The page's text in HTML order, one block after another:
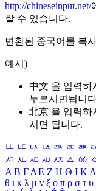
http://chineseinput.net/
할 수 있습니다.
변환된 중국어를 복
예시)
中文 을 입력하
누르시면됩니
北京 을 입력하
시면 됩니다.
ㅥ ㅦ ㅧ ㅨ ㅩ ㅪ ㅫ
ㅺ ㅻ ㅼ ㅽ ㅾ ㅿ ㆀ
Α Β ΓΔ Ε Ζ Η Θ Ι ΚΛ
θ ι κ λ μ ν ξ ο π ρ σ τ υ